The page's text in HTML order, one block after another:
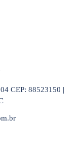
CEP: 88523150 |